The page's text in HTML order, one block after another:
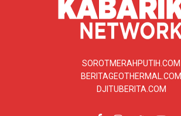
SOROTMERAHPUTIH.COM
BERITAGEOTHERMAL.COM
DJITUBERITA.COM